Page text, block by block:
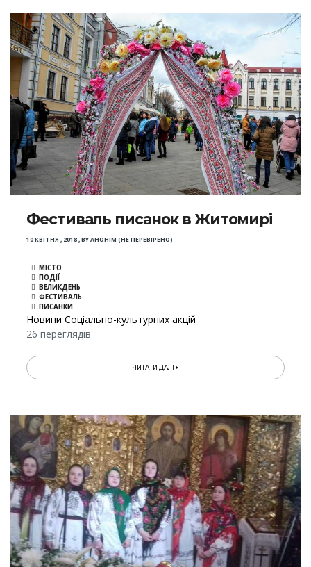
Фестиваль писанок в Житомирі
10 КВІТНЯ , 2018,BYАНОНІМ (НЕ ПЕРЕВІРЕНО)
МІСТО
ПОДІЇ
ВЕЛИКДЕНЬ
ФЕСТИВАЛЬ
ПИСАНКИ
Новини Соціально-культурних акцій
26 переглядів
ЧИТАТИ ДАЛІ